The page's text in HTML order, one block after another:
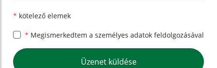
* kötelező elemek
* Megismerkedtem a személyes adatok feldolgozásával
Google reCaptcha Response
Üzenet küldése